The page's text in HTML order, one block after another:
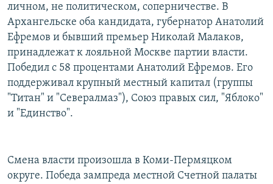
личном, не политическом, соперничестве. В
Архангельске оба кандидата, губернатор Анатолий
Ефремов и бывший премьер Николай Малаков,
принадлежат к лояльной Москве партии власти.
Победил с 58 процентами Анатолий Ефремов. Его
поддерживал крупный местный капитал (группы
"Титан" и "Севералмаз"), Союз правых сил, "Яблоко"
и "Единство".
Смена власти произошла в Коми-Пермяцком
округе. Победа зампреда местной Счетной палаты